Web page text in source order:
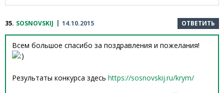
35. SOSNOVSKIJ 14.10.2015 ОТВЕТИТЬ
Всем большое спасибо за поздравления и пожелания!
Результаты конкурса здесь https://sosnovskij.ru/krym/